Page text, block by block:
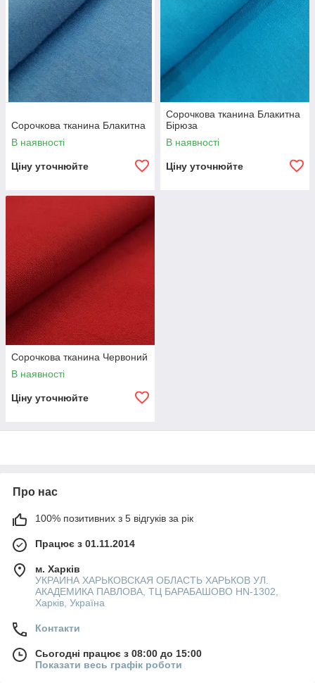
Сорочкова тканина Блакитна
В наявності
Ціну уточнюйте
Сорочкова тканина Блакитна
Бірюза
В наявності
Ціну уточнюйте
Сорочкова тканина Червоний
В наявності
Ціну уточнюйте
Про нас
100% позитивних з 5 відгуків за рік
Працює з 01.11.2014
м. Харків
УКРАИНА ХАРЬКОВСКАЯ ОБЛАСТЬ ХАРЬКОВ УЛ.
АКАДЕМИКА ПАВЛОВА, ТЦ БАРАБАШОВО HN-1302,
Харків, Україна
Контакти
Сьогодні працює з 08:00 до 15:00
Показати весь графік роботи